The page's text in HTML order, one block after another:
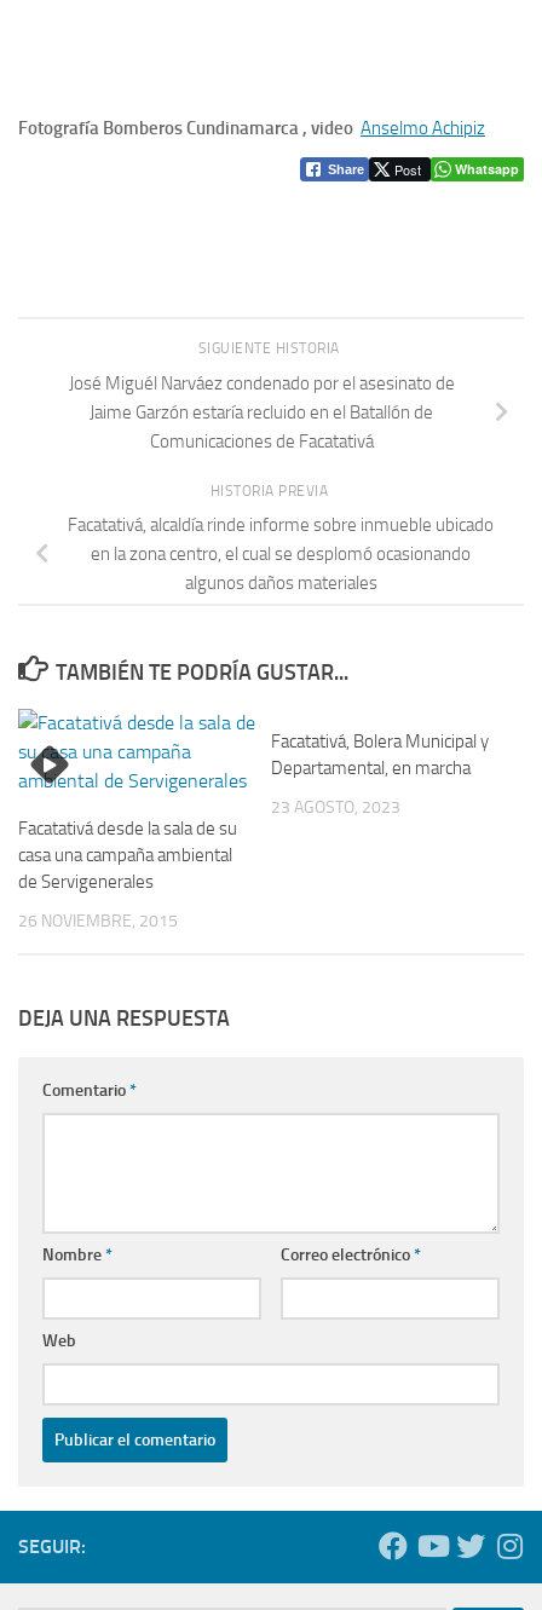
Fotografía Bomberos Cundinamarca , video Anselmo Achipiz
Share Post Whatsapp
SIGUIENTE HISTORIA
José Miguél Narváez condenado por el asesinato de
Jaime Garzón estaría recluido en el Batallón de
Comunicaciones de Facatativá
HISTORIA PREVIA
Facatativá, alcaldía rinde informe sobre inmueble ubicado
en la zona centro, el cual se desplomó ocasionando
algunos daños materiales
TAMBIÉN TE PODRÍA GUSTAR...
Facatativá desde la sala de su
casa una campaña ambiental
de Servigenerales
26 NOVIEMBRE, 2015
Facatativá, Bolera Municipal y
Departamental, en marcha
23 AGOSTO, 2023
DEJA UNA RESPUESTA
Comentario*
Nombre* Correo electrónico*
Web
SEGUIR: